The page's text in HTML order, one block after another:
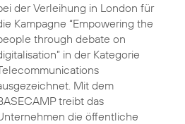
der Verleihung in London für
Kampagne “Empowering the
through debate on
in der Kategorie
Mit dem
treibt das
die öffentliche